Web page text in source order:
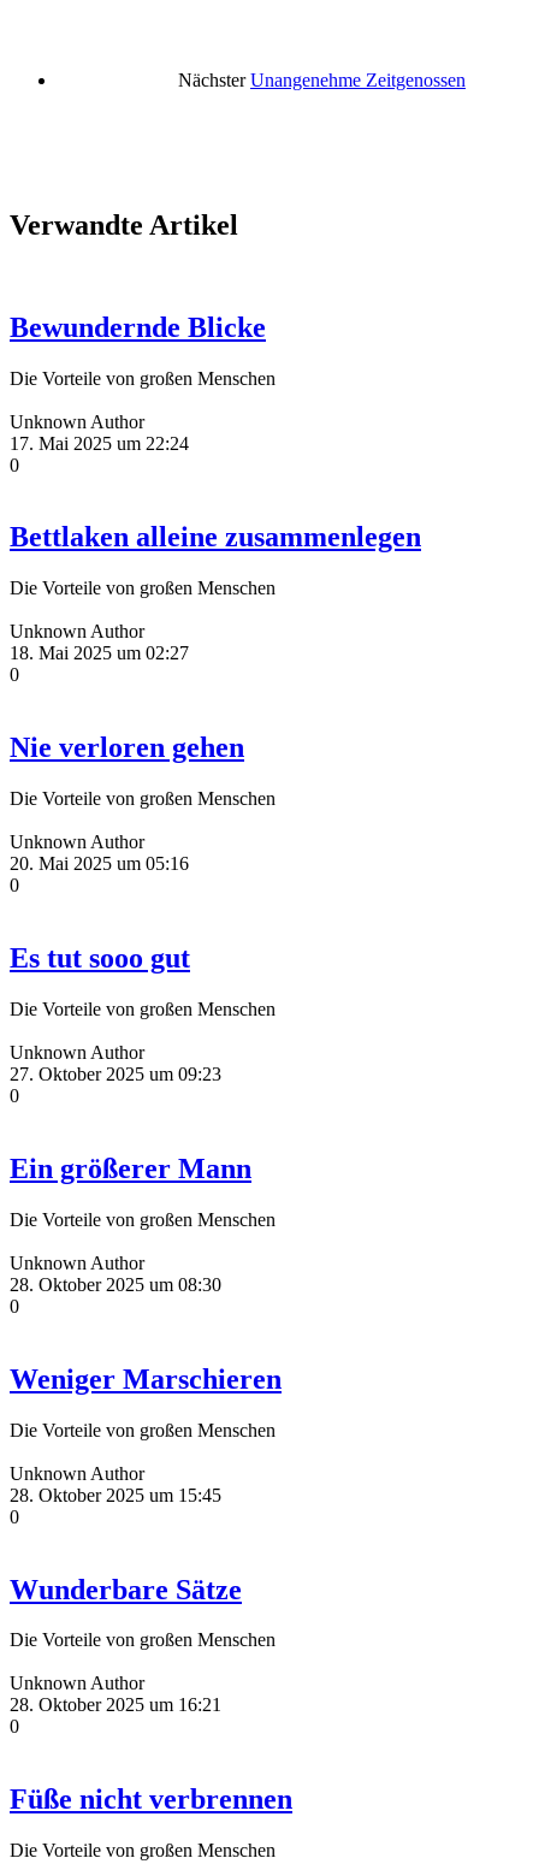
Nächster Unangenehme Zeitgenossen
Verwandte Artikel
Bewundernde Blicke
Die Vorteile von großen Menschen
Unknown Author
17. Mai 2025 um 22:24
0
Bettlaken alleine zusammenlegen
Die Vorteile von großen Menschen
Unknown Author
18. Mai 2025 um 02:27
0
Nie verloren gehen
Die Vorteile von großen Menschen
Unknown Author
20. Mai 2025 um 05:16
0
Es tut sooo gut
Die Vorteile von großen Menschen
Unknown Author
27. Oktober 2025 um 09:23
0
Ein größerer Mann
Die Vorteile von großen Menschen
Unknown Author
28. Oktober 2025 um 08:30
0
Weniger Marschieren
Die Vorteile von großen Menschen
Unknown Author
28. Oktober 2025 um 15:45
0
Wunderbare Sätze
Die Vorteile von großen Menschen
Unknown Author
28. Oktober 2025 um 16:21
0
Füße nicht verbrennen
Die Vorteile von großen Menschen